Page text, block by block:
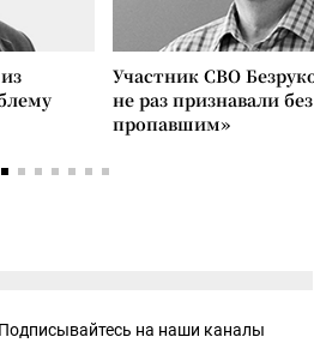
Участник СВО
не раз признавали
пропавшим»
Подписывайтесь на наши каналы